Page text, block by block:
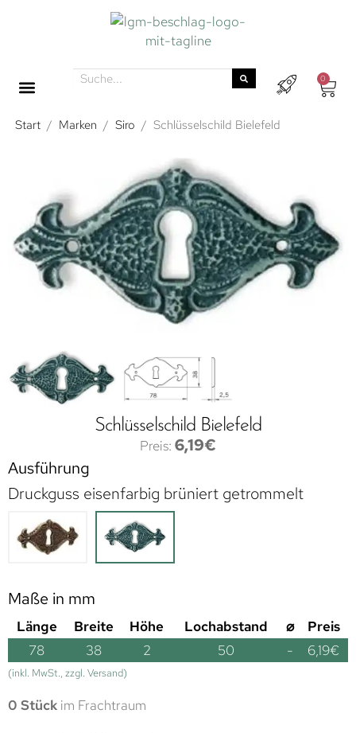
0
Start / Marken / Siro / Schlüsselschild Bielefeld
Schlüsselschild Bielefeld
6,19€
Ausführung
Druckguss eisenfarbig brüniert getrommelt
Maße in mm
Länge Breite Höhe Lochabstand ⌀
Preis
78
38 2 50 - 6,19€
(inkl. MwSt., zzgl. Versand)
0 Stück im Frachtraum